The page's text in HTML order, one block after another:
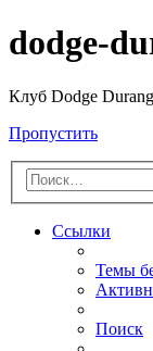
dodge-
Клуб Dodge
Пропустить
Ссылки
Темы
Поиск